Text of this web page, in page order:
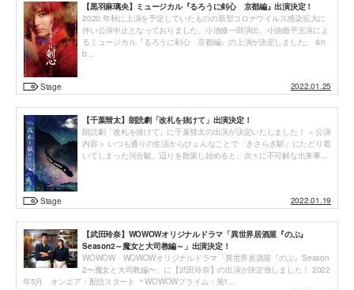
【黒羽麻璃央】ミュージカル『るろうに剣心 京都編』出演決定！
2020 年秋に上演を予定していたものの新型コロナウイルス感染拡大に
伴い公演中止となっておりました、小池修一郎演出、小池徹平主演によ
るミュージカル『るろうに剣心 京都編』の上演が決定しました。 &n
b...
Stage 2022.01.25
【千葉彗太】朗読劇「改札を抜けて」出演決定！
朗読劇「改札を抜けて」に千葉彗太の出演が決定いたしました！ ＜公演
内容＞ いつも通りの生活からひょんなことで「きさらぎ駅」にたどり着
いてしまった河合駿。辺りを散策し始めると、次々に不可解な出来事...
Stage 2022.01.19
【武田玲奈】WOWOWオリジナルドラマ「異世界居酒屋『のぶ』
Season2～魔女と大司教編～」出演決定！
WOWOW WOWOWオリジナルドラマ「異世界居酒屋『のぶ』Season
2〜魔女と大司教編〜」に【武田玲奈】の出演が決定致しました！ 2022
年5月 オンエア・配信スタート ＊WOWOWプライム：第1...